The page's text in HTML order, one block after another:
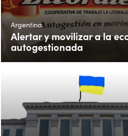
Argentina
Alertar y movilizar a la
autogestionada